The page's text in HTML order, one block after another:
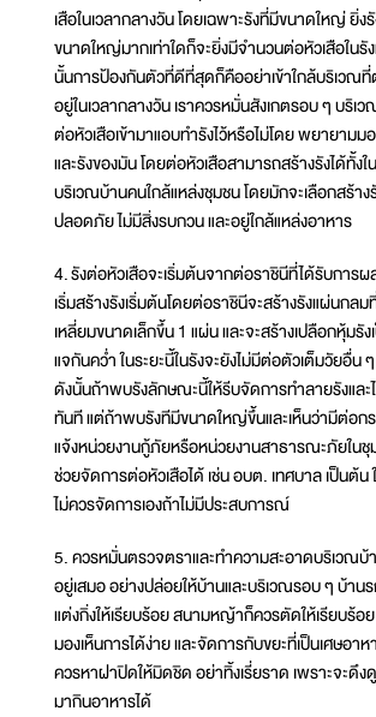
เสือในเวลากลางวัน โดยเฉพาะรังที่มีขนาดใหญ่ ยิ่ง
ขนาดใหญ่มากเท่าใดก็จะยิ่งมีจำนวนต่อหัวเสือในรั
นั้นการป้องกันตัวที่ดีที่สุดก็คืออย่าเข้าใกล้บริเวณที่
อยู่ในเวลากลางวัน เราควรหมั่นสังเกตรอบ ๆ บริเ
ต่อหัวเสือเข้ามาแอบทำรังไว้หรือไม่โดย พยายาม
และรังของมัน โดยต่อหัวเสือสามารถสร้างรังได้ทั้ง
บริเวณบ้านคนใกล้แหล่งชุมชน โดยมักจะเลือกสร้าง
ปลอดภัย ไม่มีสิ่งรบกวน และอยู่ใกล้แหล่งอาหาร
4. รังต่อหัวเสือจะเริ่มต้นจากต่อราชินีที่ได้รับการ
เริ่มสร้างรังเริ่มต้นโดยต่อราชินีจะสร้างรังแผ่นกล
เหลี่ยมขนาดเล็กขึ้น 1 แผ่น และจะสร้างเปลือกหุ้มรั
แจกันคว่ำ ในระยะนี้ในรังจะยังไม่มีต่อตัวเต็มวัยอื่น
ดังนั้นถ้าพบรังลักษณะนี้ให้รีบจัดการทำลายรังและ
ทันที แต่ถ้าพบรังทีมีขนาดใหญ่ขึ้นและเห็นว่ามีต่อก
แจ้งหน่วยงานกู้ภัยหรือหน่วยงานสาธารณะภัยใน
ช่วยจัดการต่อหัวเสือได้ เช่น อบต. เทศบาล เป็นต้
ไม่ควรจัดการเองถ้าไม่มีประสบการณ์
5. ควรหมั่นตรวจตราและทำความสะอาดบริเวณบ้
อยู่เสมอ อย่างปล่อยให้บ้านและบริเวณรอบ ๆ บ้าน
แต่งกิ่งให้เรียบร้อย สนามหญ้าก็ควรตัดให้เรียบร้อ
มองเห็นการได้ง่าย และจัดการกับขยะที่เป็นเศษอา
ควรหาฝาปิดให้มิดชิด อย่าทิ้งเรี่ยราด เพราะจะดึง
มากินอาหารได้